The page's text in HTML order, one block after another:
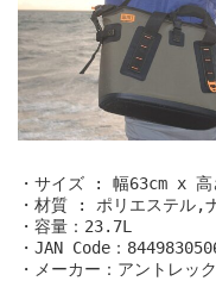
・サイズ : 幅63cm x 高
・材質 : ポリエステル,
・容量：23.7L
・JAN Code：
・メーカー：アントレッ